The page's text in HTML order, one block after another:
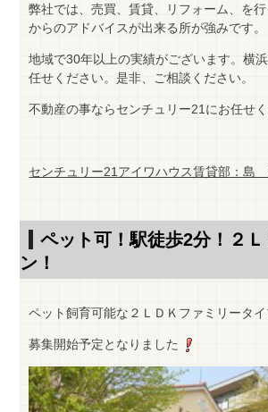
弊社では、売買、賃貸、リフォーム、を
からのアドバイスが出来る所が強みです。
地域で30年以上の実績がございます。横
任せください。是非、ご相談ください。
不動産の事ならセンチュリー21にお任せく
センチュリー21アイワハウス賃貸部：島
ペット可！駅徒歩2分！２Ｌ
ン！
ペット飼育可能な２ＬＤＫファミリータ
募集開始予定となりました